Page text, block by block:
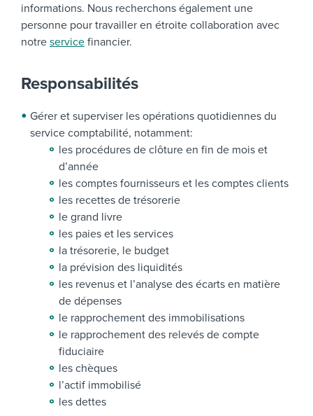
informations. Nous recherchons également une
personne pour travailler en étroite collaboration avec
notre service financier.
Responsabilités
Gérer et superviser les opérations quotidiennes du
service comptabilité, notamment:
les procédures de clôture en fin de mois et
d’année
les comptes fournisseurs et les comptes clients
les recettes de trésorerie
le grand livre
les paies et les services
la trésorerie, le budget
la prévision des liquidités
les revenus et l’analyse des écarts en matière
de dépenses
le rapprochement des immobilisations
le rapprochement des relevés de compte
fiduciaire
les chèques
l’actif immobilisé
les dettes